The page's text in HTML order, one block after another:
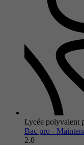
Lycée polyvalent
Bac pro -
2.0